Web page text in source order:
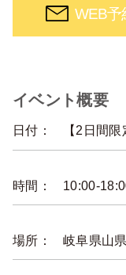
WEB予
イベント概要
日付： 【2日間
時間： 10:00-
場所： 岐阜県山